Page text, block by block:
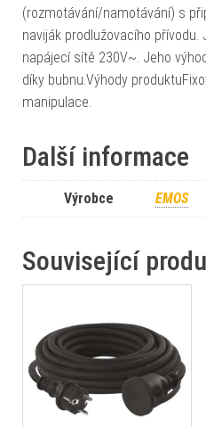
(rozmotávání/namotávání) s
naviják prodlužovacího
napájecí sítě 230V~. Jeho
díky bubnu.Výhody
manipulace.
Další informace
Výrobce EMOS
Související